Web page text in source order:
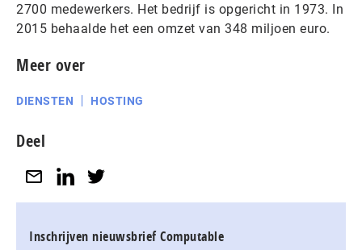
2700 medewerkers. Het bedrijf is opgericht in 1973. In
2015 behaalde het een omzet van 348 miljoen euro.
Meer over
DIENSTEN HOSTING
Deel
Inschrijven nieuwsbrief Computable